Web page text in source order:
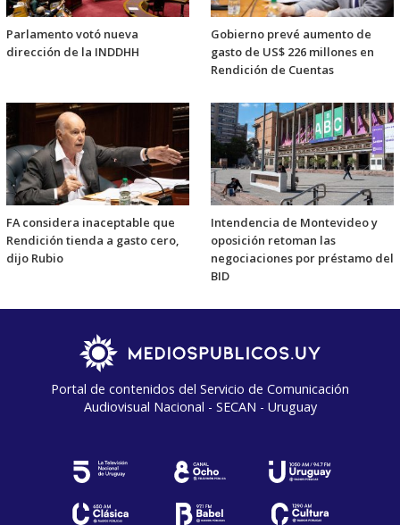
Parlamento votó nueva
dirección de la INDDHH
Gobierno prevé aumento de
gasto de US$ 226 millones en
Rendición de Cuentas
FA considera inaceptable que
Rendición tienda a gasto cero,
dijo Rubio
Intendencia de Montevideo y
oposición retoman las
negociaciones por préstamo del
BID
Portal de contenidos del Servicio de Comunicación
Audiovisual Nacional - SECAN - Uruguay